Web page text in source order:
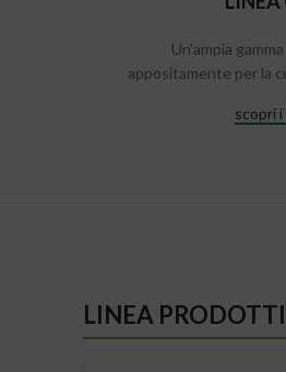
Un’ampia
appositamente per la
scopri
LINEA